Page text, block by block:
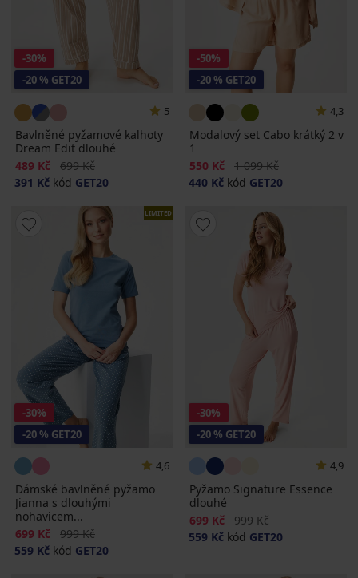
-30%
-20 % GET20
5
Bavlněné pyžamové kalhoty
Dream Edit dlouhé
Sleva
489 Kč Původní cena
699 Kč
391 Kč kód GET20
-50%
-20 % GET20
4,3
Modalový set Cabo krátký 2 v
1
Sleva
550 Kč Původní cena
1 099 Kč
440 Kč kód GET20
LIMITED
-30%
-20 % GET20
4,6
Dámské bavlněné pyžamo
Jianna s dlouhými
nohavicem...
Sleva
699 Kč Původní cena
999 Kč
559 Kč kód GET20
-30%
-20 % GET20
4,9
Pyžamo Signature Essence
dlouhé
Sleva
699 Kč Původní cena
999 Kč
559 Kč kód GET20